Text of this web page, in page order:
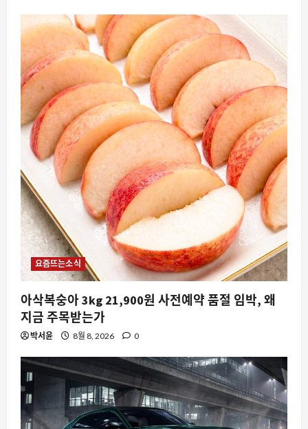
요즘뜨는소식
아삭복숭아 3kg 21,900원 사전예약 품절 임박, 왜
지금 주목받는가
박서윤 8월 8, 2026 0